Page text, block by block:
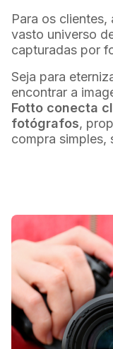
Para os clientes,
vasto universo
capturadas por
Seja para
encontrar a
Fotto conecta
fotógrafos,
compra simples,